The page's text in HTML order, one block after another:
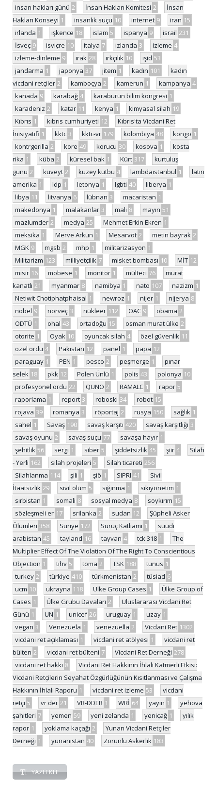
insan hakları günü 2 İnsan Hakları Komitesi 2
İnsan
Hakları Konseyi 1 insanlık suçu 10 internet 9 iran 15
irlanda 1 işkence 18 islam 5 ispanya 9 israil 231
İsveç 9 isviçre 10 italya 7 izlanda 3 izleme 4
izleme-dinleme 9 ırak 28 ırkçılık 10 ışid 53
jandarma 1 japonya 37 jitem 1 kadın 101
kadın
vicdani retçiler 2 kamboçya 2 kamerun 1 kampanya 4
kanada 9 karabağ 4 karaburun bilim kongresi 1
karadeniz 2 katar 11 kenya 1 kimyasal silah 19
Kıbrıs 1 kıbrıs cumhuriyeti 12
Kıbrıs'ta Vicdani Ret
İnisiyatifi 1 kktc 3 kktc-vr 179 kolombiya 48 kongo 1
kontrgerilla 2 kore 49 korucu 30 kosova 1
kosta
rika 1 küba 2 küresel bak 1 Kürt 317
kurtuluş
günü 2 kuveyt 2 kuzey kutbu 4 lambdaistanbul 1
latin
amerika 1 ldp 1 letonya 1 lgbti 40 liberya 1
libya 11 litvanya 6 lübnan 3 macaristan 1
makedonya 1 malakanlar 3 mali 8 mayın 51
mazlumder 2 medya 25 Mehmet Erkin Ekren 1
meksika 1 Merve Arkun 1 Mesarvot 2 metin bayrak 2
MGK 9 mgsb 2 mhp 1 militarizasyon 1
Militarizm 123 milliyetçilik 7 misket bombası 10 MİT 12
mısır 16 mobese 1 monitor 1 mülteci 76
murat
kanatlı 21 myanmar 8 namibya 1 nato 107 nazizm 1
Netiwit Chotiphatphaisal 1 newroz 1 nijer 1 nijerya 8
nobel 9 norveç 3 nükleer 112 OAC 9 obama 2
ODTÜ 1 ohal 43 ortadoğu 15 osman murat ülke 2
otorite 1 Oyak 10 oyuncak silah 4 özel güvenlik 11
özel ordu 4 Pakistan 12 panel 1 papa 12
paraguay 1 PEN 1 pesco 2 peşmerge 1
pınar
selek 18 pkk 12 Polen Ünlü 1 polis 43 polonya 10
profesyonel ordu 22 QUNO 2 RAMALC 1 rapor 5
raporlama 1 report 3 roboski 34 robot 15
rojava 39 romanya 3 röportaj 2 rusya 150 sağlık 1
sahel 1 Savaş 190 savaş karşıtı 420 savaş karşıtlığı 3
savaş oyunu 2 savaş suçu 77 savaşa hayır 1
şehitlik 56 sergi 1 siber 5 şiddetsizlik 45 şiir 4
Silah
- Yerli 162 silah projeleri 5 Silah ticareti 256
Silahlanma 114 şili 1 şiö 1 SIPRI 41
Sivil
İtaatsizlik 29 sivil ölüm 5 sığınma 1 sıkıyönetim 1
sırbistan 1 somali 8 sosyal medya 8 soykırım 15
sözleşmeli er 17 srilanka 2 sudan 12
Şüpheli Asker
Ölümleri 358 Suriye 172 Suruç Katliamı 1
suudi
arabistan 45 tayland 16 tayvan 4 tck 318 1
The
Multiplier Effect Of The Violation Of The Right To Conscientious
Objection 1 tihv 5 toma 2 TSK 188 tunus 1
turkey 2 türkiye 410 türkmenistan 2 tüsiad 6
ucm 10 ukrayna 118 Ulke Group Cases 1
Ülke Group of
Cases 1 Ülke Grubu Davaları 2
Uluslararası Vicdani Ret
Günü 1 UN 1 unicef 26 uruguay 1 uzay 1
vegan 3 Venezuela 1 venezuella 2 Vicdani Ret 1302
vicdani ret açıklaması 1 vicdani ret atölyesi 1
vicdani ret
bülten 2 vicdani ret bülteni 7 Vicdani Ret Derneği 278
vicdani ret hakkı 8
Vicdani Ret Hakkının İhlali Katmerli Etkisi:
Vicdani Retçilerin Seyahat Özgürlüğünün Kısıtlanması ve Çalışma
Hakkının İhlali Raporu 1 vicdani ret izleme 53
vicdani
retçi 5 vr der 21 VR-DDER 1 WRİ 64 yayın 1
yehova
şahitleri 7 yemen 59 yeni zelanda 1 yeniçağ 1
yılık
rapor 1 yoklama kaçağı 2
Yunan Vicdani Retçiler
Derneği 1 yunanistan 40 Zorunlu Askerlik 183
YAZI EKLE